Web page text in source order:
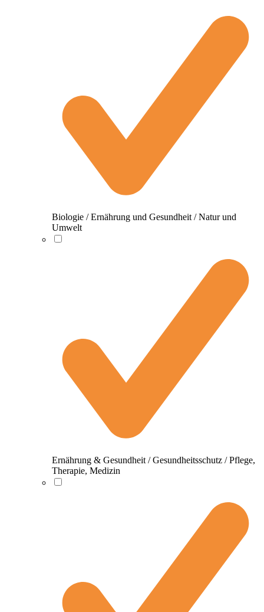
Biologie / Ernährung und Gesundheit / Natur und
Umwelt
Ernährung & Gesundheit / Gesundheitsschutz / Pflege,
Therapie, Medizin